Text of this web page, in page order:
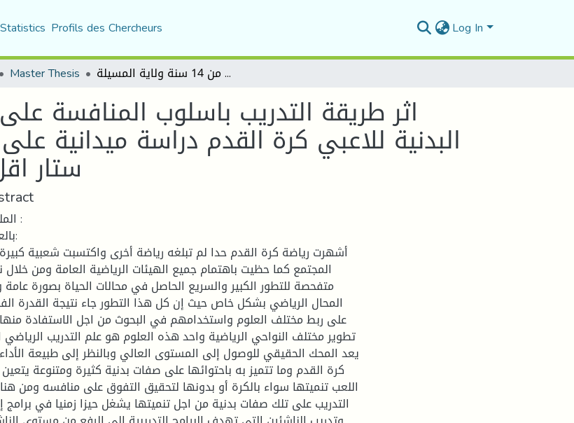
Statistics Profils des Chercheurs Log In
Master Thesis اثر طريقة التدريب باسلوب المنافسة على تنمية وتطوير بعض الصفات البدنية للاعبي كرة القدم دراسة ميدانية على لاعبي فريق اكاديمية حضنة ستار اقل من 14 سنة ولاية المسيلة
اثر طريقة التدريب باسلوب المنافسة
البدنية للاعبي كرة القدم دراسة ميدانية
ستار اقل من 14
أشهرت رياضة كرة القدم حدا لم تبلغه رياضة أخرى واكتسبت شعبية
المجتمع كما حظيت باهتمام جميع الهيئات الرياضية العامة ومن خلال
متفحصة للتطور الكبير والسريع الحاصل في محالات الحياة بصورة
المحال الرياضي بشكل خاص حيث إن كل هذا التطور جاء نتيجة القدرة
على ربط مختلف العلوم واستخدامهم في البحوث من اجل الاستفادة
تطوير مختلف النواحي الرياضية واحد هذه العلوم هو علم التدريب الرياضي
يعد المحك الحقيقي للوصول إلى المستوى العالي وبالنظر إلى طبيعة
كرة القدم وما تتميز به باحتوائها على صفات بدنية كثيرة ومتنوعة
اللعب تنميتها سواء بالكرة أو بدونها لتحقيق التفوق على منافسه ومن
التدريب على تلك صفات بدنية من اجل تنميتها يشغل حيزا زمنيا في برامج